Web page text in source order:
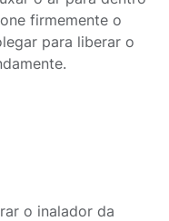
firmemente o
para liberar o
o inalador da